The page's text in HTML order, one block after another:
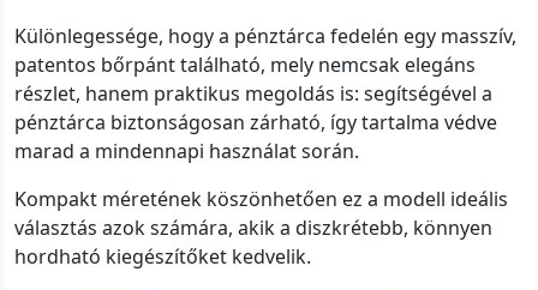
Különlegessége, hogy a pénztárca fedelén egy masszív,
patentos bőrpánt található, mely nemcsak elegáns
részlet, hanem praktikus megoldás is: segítségével a
pénztárca biztonságosan zárható, így tartalma védve
marad a mindennapi használat során.
Kompakt méretének köszönhetően ez a modell ideális
választás azok számára, akik a diszkrétebb, könnyen
hordható kiegészítőket kedvelik.